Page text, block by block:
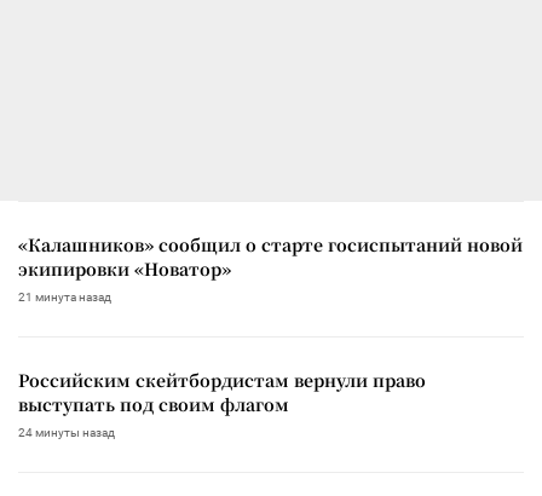
«Калашников» сообщил о старте госиспытаний новой
экипировки «Новатор»
21 минута назад
Российским скейтбордистам вернули право
выступать под своим флагом
24 минуты назад